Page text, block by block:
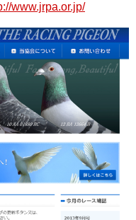
www.jrpa.or.jp/